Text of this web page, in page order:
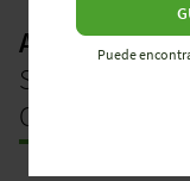
SOLUCIONES
CENTRALES
Puede